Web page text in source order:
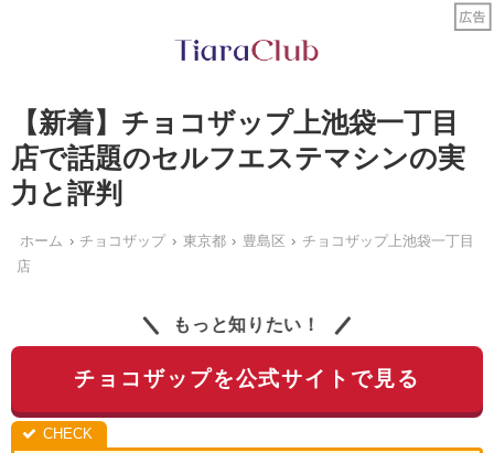
【新着】チョコザップ上池袋一丁目
店で話題のセルフエステマシンの実
力と評判
ホーム チョコザップ 東京都 豊島区
チョコザップ上池袋一丁目
店
もっと知りたい！
チョコザップを公式サイトで見る